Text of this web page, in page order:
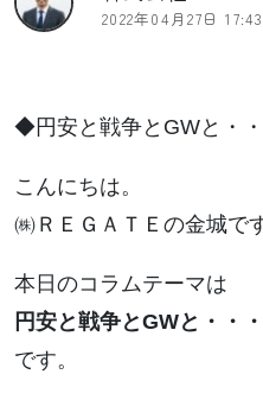
2022年04月27日 17:43
◆円安と戦争とGWと・・
こんにちは。
㈱ＲＥＧＡＴＥの金城で
本日のコラムテーマは
円安と戦争とGWと・・・
です。